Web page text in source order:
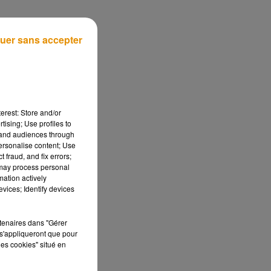
Store and/or
Use profiles to
audiences through
content; Use
fraud, and fix errors;
process personal
actively
Identify devices
dans "Gérer
que pour
cookies" situé en
sans accepter